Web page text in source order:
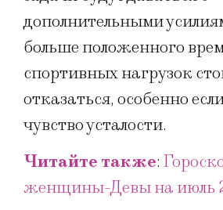
дополнительными
больше положенного
спортивных нагрузок
отказаться, особенно
чувство усталости.
Читайте также:
женщины-Девы на июль